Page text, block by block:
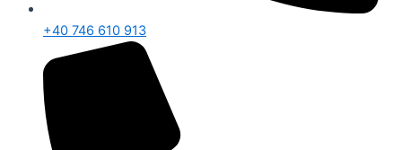
+40 746 610 913